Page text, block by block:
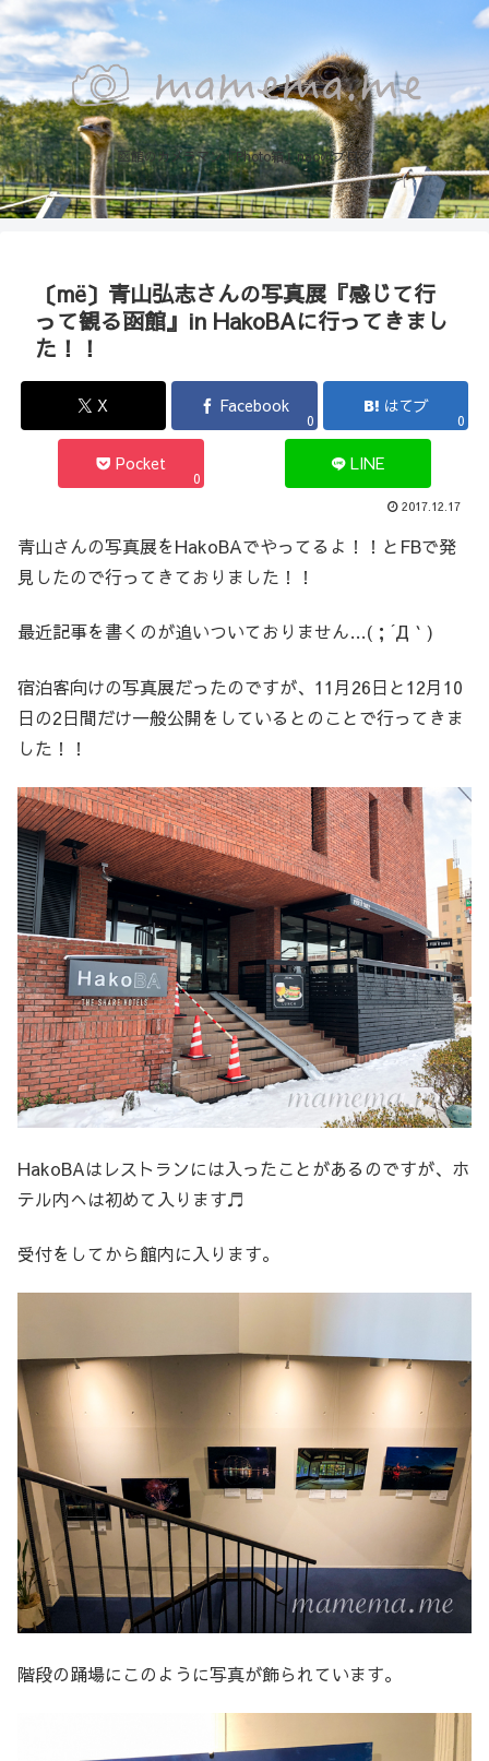
函館のカメラマン『Photo箱』naoのブログ
〔më〕青山弘志さんの写真展『感じて行
って観る函館』in HakoBAに行ってきまし
た！！
X Facebook
0
はてブ
0
Pocket
0
LINE
2017.12.17
青山さんの写真展をHakoBAでやってるよ！！とFBで発
見したので行ってきておりました！！
最近記事を書くのが追いついておりません…(；´Д｀)
宿泊客向けの写真展だったのですが、11月26日と12月10
日の2日間だけ一般公開をしているとのことで行ってきま
した！！
HakoBAはレストランには入ったことがあるのですが、ホ
テル内へは初めて入ります♬
受付をしてから館内に入ります。
階段の踊場にこのように写真が飾られています。